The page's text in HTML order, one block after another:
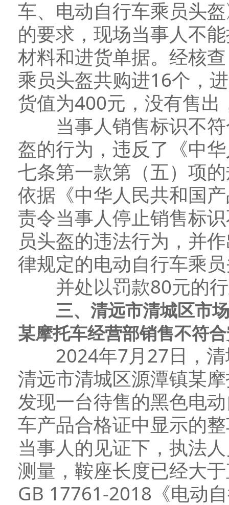
车、电动自行车乘员头
的要求，现场当事人不
材料和进货单据。经核
乘员头盔共购进16个，
货值为400元，没有售
当事人销售标识不符
盔的行为，违反了《中
七条第一款第（五）项
依据《中华人民共和国
责令当事人停止销售标
员头盔的违法行为，并
律规定的电动自行车乘
并处以罚款80元的行
三、清远市清城区市
某摩托车经营部销售不符
2024年7月27日，清
清远市清城区源潭镇某
发现一台待售的黑色电
车产品合格证中显示的
当事人的见证下，执法
测量，鞍座长度已经大
GB 17761-2018《电动